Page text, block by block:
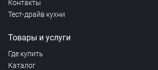
Контакты
Тест-драйв кухни
Товары и услуги
Где купить
Каталог